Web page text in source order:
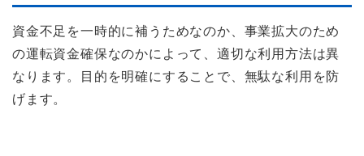
資金不足を一時的に補うためなのか、事業拡大のため
の運転資金確保なのかによって、適切な利用方法は異
なります。目的を明確にすることで、無駄な利用を防
げます。